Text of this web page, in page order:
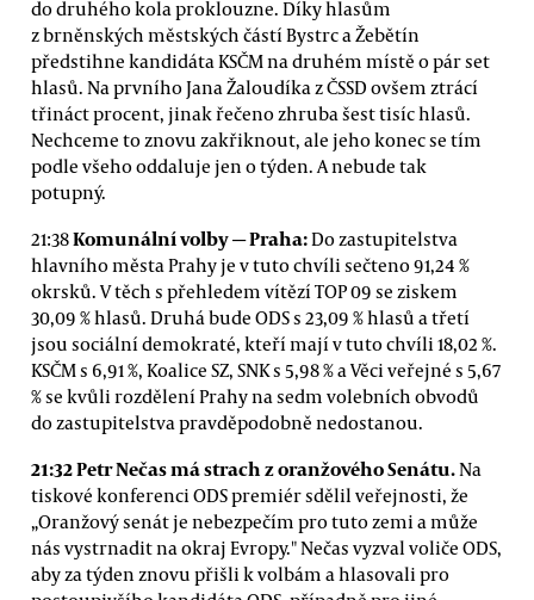
do druhého kola proklouzne. Díky hlasům
z brněnských městských částí Bystrc a Žebětín
předstihne kandidáta KSČM na druhém místě o pár set
hlasů. Na prvního Jana Žaloudíka z ČSSD ovšem ztrácí
třináct procent, jinak řečeno zhruba šest tisíc hlasů.
Nechceme to znovu zakřiknout, ale jeho konec se tím
podle všeho oddaluje jen o týden. A nebude tak
potupný.
21:38Komunální volby—Praha:Do zastupitelstva
hlavního města Prahy je v tuto chvíli sečteno 91,24 %
okrsků. V těch s přehledem vítězí TOP 09 se ziskem
30,09 % hlasů. Druhá bude ODS s 23,09 % hlasů a třetí
jsou sociální demokraté, kteří mají v tuto chvíli 18,02 %.
KSČM s 6,91 %, Koalice SZ, SNK s 5,98 % a Věci veřejné s 5,67
% se kvůli rozdělení Prahy na sedm volebních obvodů
do zastupitelstva pravděpodobně nedostanou.
21:32 Petr Nečas má strach z oranžového Senátu.Na
tiskové konferenci ODS premiér sdělil veřejnosti, že
„Oranžový senát je nebezpečím pro tuto zemi a může
nás vystrnadit na okraj Evropy." Nečas vyzval voliče ODS,
aby za týden znovu přišli k volbám a hlasovali pro